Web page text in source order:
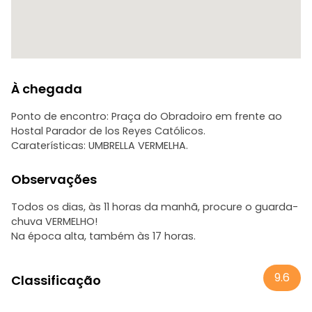
À chegada
Ponto de encontro: Praça do Obradoiro em frente ao
Hostal Parador de los Reyes Católicos.
Caraterísticas: UMBRELLA VERMELHA.
Observações
Todos os dias, às 11 horas da manhã, procure o guarda-
chuva VERMELHO!
Na época alta, também às 17 horas.
Classificação 9.6